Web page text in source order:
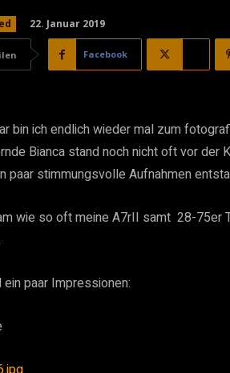
22. Januar 2019
Facebook
bin ich endlich wieder mal zum
Bianca stand noch nicht oft vor der
paar stimmungsvolle Aufnahmen
wie so oft meine A7rII samt  28-
paar Impressionen: